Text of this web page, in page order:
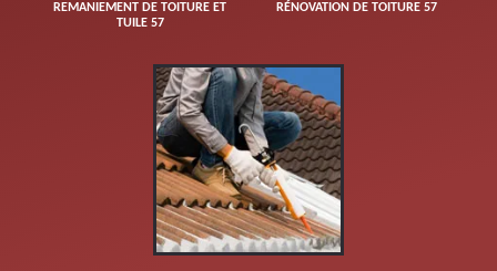
REMANIEMENT DE TOITURE ET
TUILE 57
RÉNOVATION DE TOITURE 57